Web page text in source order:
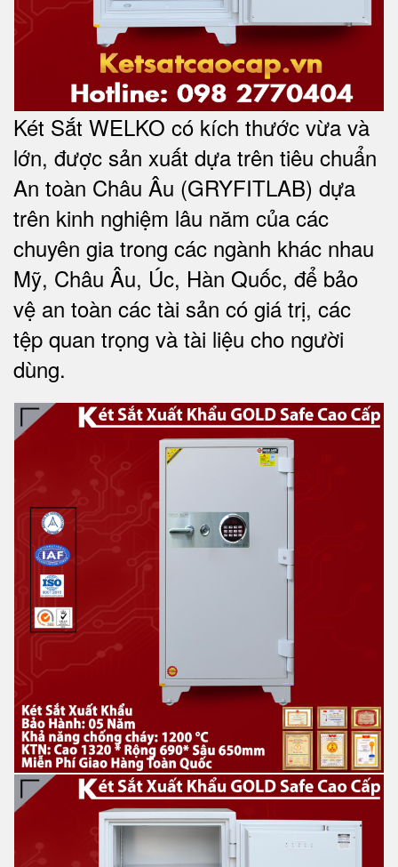
Két Sắt WELKO có kích thước vừa và
lớn, được sản xuất dựa trên tiêu chuẩn
An toàn Châu Âu (GRYFITLAB) dựa
trên kinh nghiệm lâu năm của các
chuyên gia trong các ngành khác nhau
Mỹ, Châu Âu, Úc, Hàn Quốc, để bảo
vệ an toàn các tài sản có giá trị, các
tệp quan trọng và tài liệu cho người
dùng.